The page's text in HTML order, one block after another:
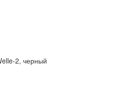
2, черный